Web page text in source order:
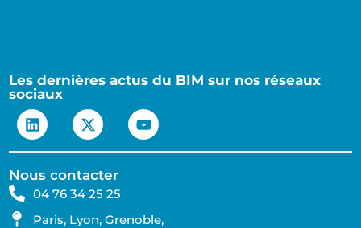
Les dernières actus du BIM sur nos réseaux
sociaux
Nous contacter
04 76 34 25 25
Paris, Lyon, Grenoble,